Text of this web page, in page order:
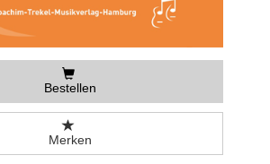
Bestellen
Merken